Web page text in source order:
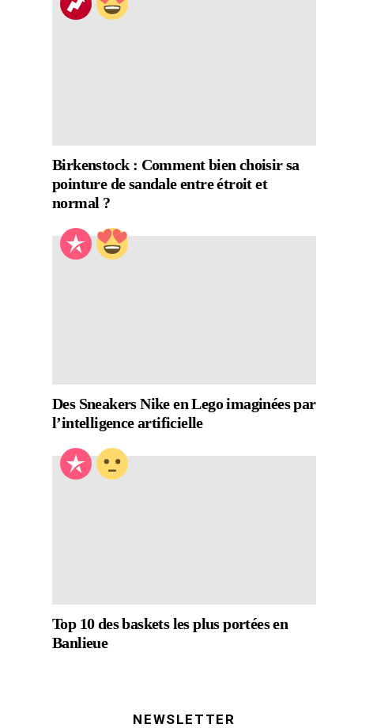
Birkenstock : Comment bien choisir sa
pointure de sandale entre étroit et
normal ?
Des Sneakers Nike en Lego imaginées par
l’intelligence artificielle
Top 10 des baskets les plus portées en
Banlieue
NEWSLETTER